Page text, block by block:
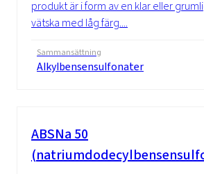
produkt är i form av en klar eller
vätska med låg färg....
Sammansättning
Alkylbensensulfonater
ABSNa 50